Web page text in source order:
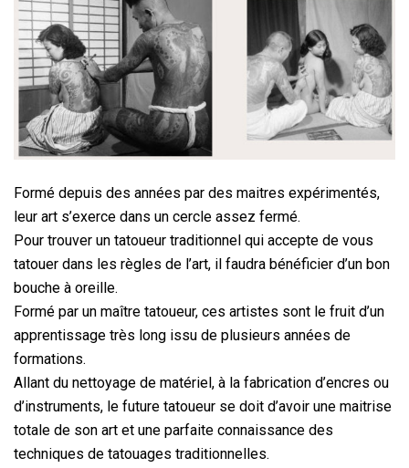
Formé depuis des années par des maitres expérimentés,
leur art s’exerce dans un cercle assez fermé.
Pour trouver un tatoueur traditionnel qui accepte de vous
tatouer dans les règles de l’art, il faudra bénéficier d’un bon
bouche à oreille.
Formé par un maître tatoueur, ces artistes sont le fruit d’un
apprentissage très long issu de plusieurs années de
formations.
Allant du nettoyage de matériel, à la fabrication d’encres ou
d’instruments, le future tatoueur se doit d’avoir une maitrise
totale de son art et une parfaite connaissance des
techniques de tatouages traditionnelles.